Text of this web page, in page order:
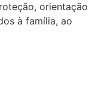
orientação
à família, ao